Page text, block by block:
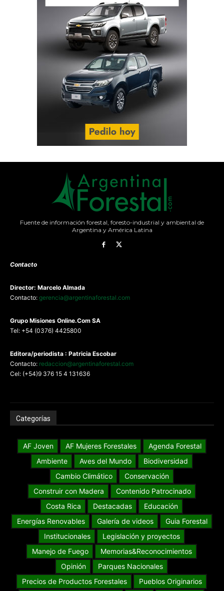
Fuente de información forestal, foresto-industrial y ambiental de
Argentina y América Latina
Contacto
Director: Marcelo Almada
Contacto: gerencia@argentinaforestal.com
Grupo Misiones Online.Com SA
Tel: +54 (0376) 4425800
Editora/periodista : Patricia Escobar
Contacto: redaccion@argentinaforestal.com
Cel: (+54)9 376 15 4 131636
Categorías
AF Joven AF Mujeres Forestales
Agenda Forestal
Ambiente
Aves del Mundo
Biodiversidad
Cambio Climático
Conservación
Construir con Madera
Contenido Patrocinado
Costa Rica
Destacadas
Educación
Energías Renovables
Galería de videos
Guia Forestal
Institucionales
Legislación y proyectos
Manejo de Fuego
Memorias&Reconocimientos
Opinión
Parques Nacionales
Precios de Productos Forestales
Pueblos Originarios